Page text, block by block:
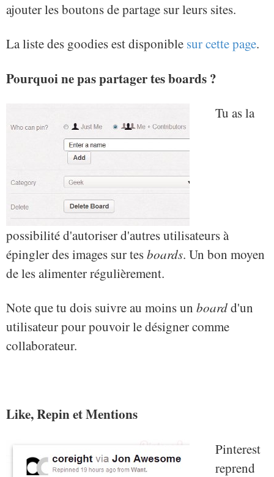
ajouter les boutons de partage sur leurs sites.
La liste des goodies est disponible sur cette page.
Pourquoi ne pas partager tes boards ?
Tu as la
possibilité d'autoriser d'autres utilisateurs à
épingler des images sur tesboards. Un bon moyen
de les alimenter régulièrement.
Note que tu dois suivre au moins un boardd'un
utilisateur pour pouvoir le désigner comme
collaborateur.
Like, Repin et Mentions
Pinterest
reprend